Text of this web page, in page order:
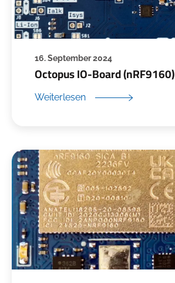
Octopus IO-Board (nRF9160)
16. September 2024
Weiterlesen